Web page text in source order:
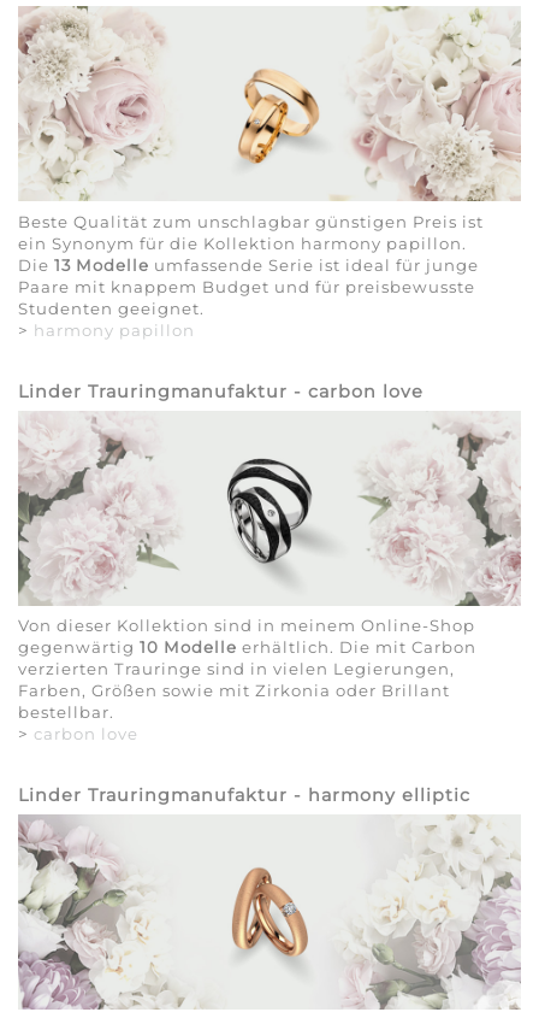
Beste Qualität zum unschlagbar günstigen Preis ist
ein Synonym für die Kollektion harmony papillon.
Die 13 Modelle umfassende Serie ist ideal für junge
Paare mit knappem Budget und für preisbewusste
Studenten geeignet.
> harmony papillon
Linder Trauringmanufaktur - carbon love
Von dieser Kollektion sind in meinem Online-Shop
gegenwärtig 10 Modelle erhältlich. Die mit Carbon
verzierten Trauringe sind in vielen Legierungen,
Farben, Größen sowie mit Zirkonia oder Brillant
bestellbar.
> carbon love
Linder Trauringmanufaktur - harmony elliptic